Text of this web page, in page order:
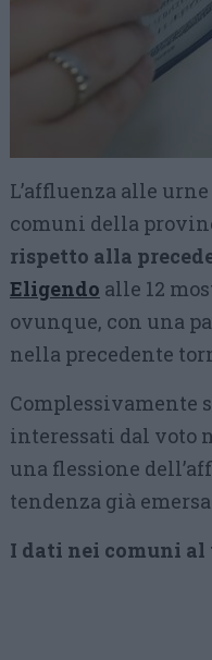
L’affluenza alle
comuni della
rispetto alla
Eligendo alle 12
ovunque, con una
nella precedente
Complessivamente
interessati dal voto
una flessione
tendenza già
I dati nei comuni al